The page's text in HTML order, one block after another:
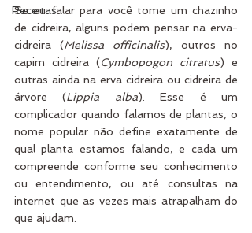
Receitas
Se eu falar para você tome um chazinho
de cidreira, alguns podem pensar na erva-
cidreira (Melissa officinalis), outros no
capim cidreira (Cymbopogon citratus) e
outras ainda na erva cidreira ou cidreira de
árvore (Lippia alba). Esse é um
complicador quando falamos de plantas, o
nome popular não define exatamente de
qual planta estamos falando, e cada um
compreende conforme seu conhecimento
ou entendimento, ou até consultas na
internet que as vezes mais atrapalham do
que ajudam.